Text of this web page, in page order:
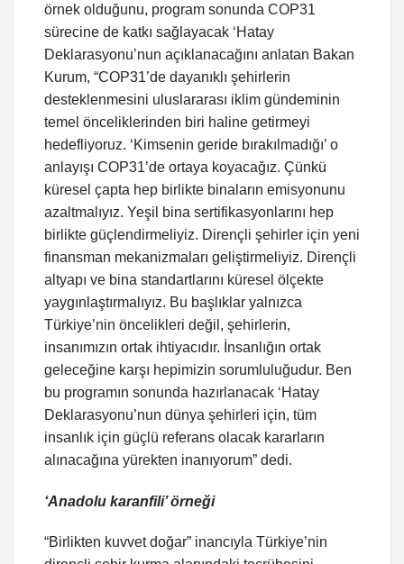
örnek olduğunu, program sonunda COP31
sürecine de katkı sağlayacak ‘Hatay
Deklarasyonu’nun açıklanacağını anlatan Bakan
Kurum, “COP31’de dayanıklı şehirlerin
desteklenmesini uluslararası iklim gündeminin
temel önceliklerinden biri haline getirmeyi
hedefliyoruz. ‘Kimsenin geride bırakılmadığı’ o
anlayışı COP31’de ortaya koyacağız. Çünkü
küresel çapta hep birlikte binaların emisyonunu
azaltmalıyız. Yeşil bina sertifikasyonlarını hep
birlikte güçlendirmeliyiz. Dirençli şehirler için yeni
finansman mekanizmaları geliştirmeliyiz. Dirençli
altyapı ve bina standartlarını küresel ölçekte
yaygınlaştırmalıyız. Bu başlıklar yalnızca
Türkiye’nin öncelikleri değil, şehirlerin,
insanımızın ortak ihtiyacıdır. İnsanlığın ortak
geleceğine karşı hepimizin sorumluluğudur. Ben
bu programın sonunda hazırlanacak ‘Hatay
Deklarasyonu’nun dünya şehirleri için, tüm
insanlık için güçlü referans olacak kararların
alınacağına yürekten inanıyorum” dedi.
‘Anadolu karanfili’ örneği
“Birlikten kuvvet doğar” inancıyla Türkiye’nin